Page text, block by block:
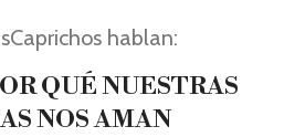
hablan:
QUÉ NUESTRAS
NOS AMAN